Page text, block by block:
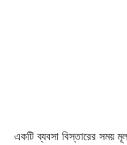
একটি ব্যবসা বিস্তারের সময়